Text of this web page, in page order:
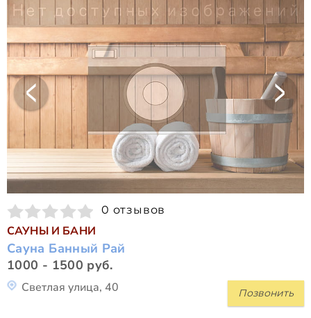
0 отзывов
САУНЫ И БАНИ
Сауна Банный Рай
1000 - 1500 руб.
Позвонить
Светлая улица, 40